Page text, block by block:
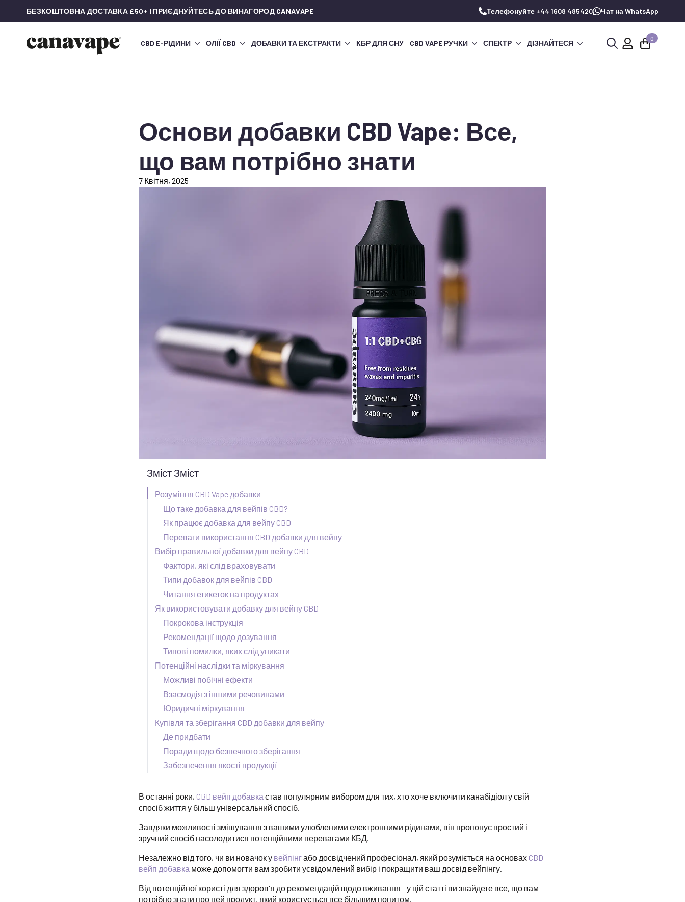
БЕЗКОШТОВНА ДОСТАВКА £50+ | ПРИЄДНУЙТЕСЬ ДО ВИНАГОРОД CANAVAPE Телефонуйте +44 1608 485420 Чат на WhatsApp
CBD E-РІДИНИ ОЛІЇ CBD ДОБАВКИ ТА ЕКСТРАКТИ КБР ДЛЯ СНУ CBD VAPE РУЧКИ СПЕКТР ДІЗНАЙТЕСЯ
0
Основи добавки CBD Vape: Все,
що вам потрібно знати
7 Квітня, 2025
Зміст Зміст
Розуміння CBD Vape добавки
Що таке добавка для вейпів CBD?
Як працює добавка для вейпу CBD
Переваги використання CBD добавки для вейпу
Вибір правильної добавки для вейпу CBD
Фактори, які слід враховувати
Типи добавок для вейпів CBD
Читання етикеток на продуктах
Як використовувати добавку для вейпу CBD
Покрокова інструкція
Рекомендації щодо дозування
Типові помилки, яких слід уникати
Потенційні наслідки та міркування
Можливі побічні ефекти
Взаємодія з іншими речовинами
Юридичні міркування
Купівля та зберігання CBD добавки для вейпу
Де придбати
Поради щодо безпечного зберігання
Забезпечення якості продукції
В останні роки, CBD вейп добавка став популярним вибором для тих, хто хоче включити канабідіол у свій
спосіб життя у більш універсальний спосіб.
Завдяки можливості змішування з вашими улюбленими електронними рідинами, він пропонує простий і
зручний спосіб насолодитися потенційними перевагами КБД.
Незалежно від того, чи ви новачок у вейпінгабо досвідчений професіонал, який розуміється на основах CBD
вейп добавка може допомогти вам зробити усвідомлений вибір і покращити ваш досвід вейпінгу.
Від потенційної користі для здоров'я до рекомендацій щодо вживання - у цій статті ви знайдете все, що вам
потрібно знати про цей продукт, який користується все більшим попитом.